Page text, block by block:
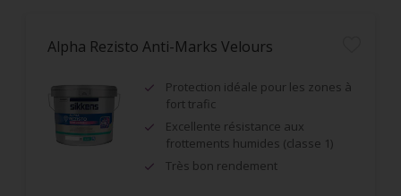
Alpha Rezisto Anti-Marks Velours
Protection idéale pour les zones à
fort trafic
Excellente résistance aux
frottements humides (classe 1)
Très bon rendement